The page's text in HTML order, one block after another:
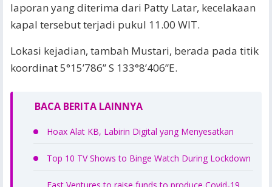
laporan yang diterima dari Patty Latar, kecelakaan
kapal tersebut terjadi pukul 11.00 WIT.
Lokasi kejadian, tambah Mustari, berada pada titik
koordinat 5°15’786” S 133°8’406”E.
BACA BERITA LAINNYA
Hoax Alat KB, Labirin Digital yang Menyesatkan
Top 10 TV Shows to Binge Watch During Lockdown